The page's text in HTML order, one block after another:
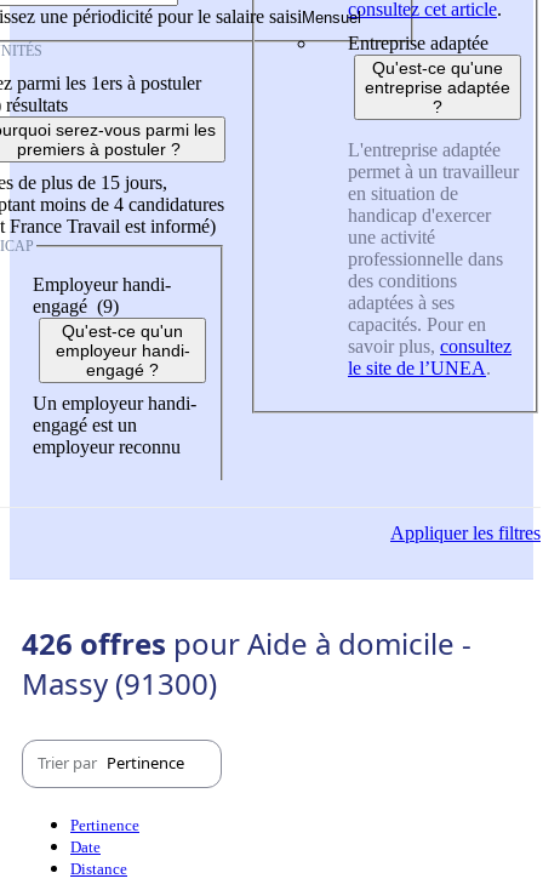
une périodicité pour le salaire saisi
parmi les 1ers à postuler
résultats
serez-vous parmi les
premiers à postuler ?
de plus de 15 jours,
moins de 4 candidatures
France Travail est informé)
Employeur handi-
engagé (9)
Qu'est-ce qu'un
employeur handi-
engagé ?
Un employeur handi-
engagé est un
employeur reconnu
consultez cet article.
Entreprise adaptée
Qu'est-ce qu'une
entreprise adaptée
?
L'entreprise adaptée
permet à un travailleur
en situation de
handicap d'exercer
une activité
professionnelle dans
des conditions
adaptées à ses
capacités. Pour en
savoir plus, consultez
le site de l’UNEA.
Appliquerles filtres
426 offres pour Aide à domicile -
Massy (91300)
Trier par Pertinence
Pertinence
Date
Distance